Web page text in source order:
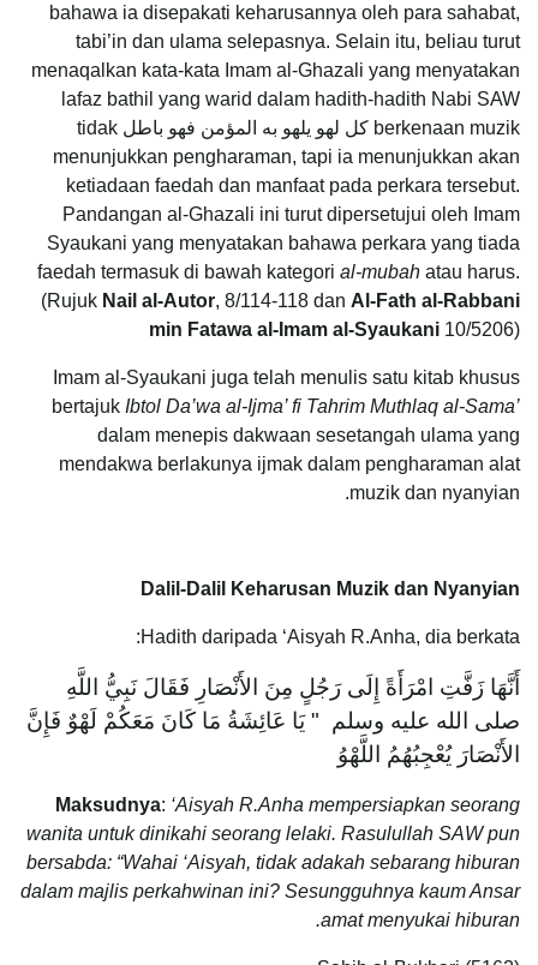
bahawa ia disepakati keharusannya oleh para sahabat,
tabi’in dan ulama selepasnya. Selain itu, beliau turut
menaqalkan kata-kata Imam al-Ghazali yang menyatakan
lafaz bathil yang warid dalam hadith-hadith Nabi SAW
berkenaan muzik كل لهو يلهو به المؤمن فهو باطل tidak
menunjukkan pengharaman, tapi ia menunjukkan akan
ketiadaan faedah dan manfaat pada perkara tersebut.
Pandangan al-Ghazali ini turut dipersetujui oleh Imam
Syaukani yang menyatakan bahawa perkara yang tiada
faedah termasuk di bawah kategori al-mubah atau harus.
(Rujuk Nail al-Autor, 8/114-118 dan Al-Fath al-Rabbani
min Fatawa al-Imam al-Syaukani 10/5206)
Imam al-Syaukani juga telah menulis satu kitab khusus
bertajuk Ibtol Da’wa al-Ijma’ fi Tahrim Muthlaq al-Sama’
dalam menepis dakwaan sesetangah ulama yang
mendakwa berlakunya ijmak dalam pengharaman alat
muzik dan nyanyian.
Dalil-Dalil Keharusan Muzik dan Nyanyian
Hadith daripada ‘Aisyah R.Anha, dia berkata:
أَنَّهَا زَفَّتِ امْرَأَةً إِلَى رَجُلٍ مِنَ الأَنْصَارِ فَقَالَ نَبِيُّ اللَّهِ
صلى الله عليه وسلم ‏ "‏ يَا عَائِشَةُ مَا كَانَ مَعَكُمْ لَهْوٌ فَإِنَّ
الأَنْصَارَ يُعْجِبُهُمُ اللَّهْوُ
Maksudnya: ‘Aisyah R.Anha mempersiapkan seorang
wanita untuk dinikahi seorang lelaki. Rasulullah SAW pun
bersabda: “Wahai ‘Aisyah, tidak adakah sebarang hiburan
dalam majlis perkahwinan ini? Sesungguhnya kaum Ansar
amat menyukai hiburan.